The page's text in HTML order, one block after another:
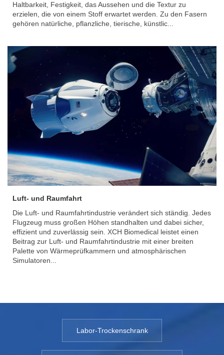
Haltbarkeit, Festigkeit, das Aussehen und die Textur zu
erzielen, die von einem Stoff erwartet werden. Zu den Fasern
gehören natürliche, pflanzliche, tierische, künstlic...
Luft- und Raumfahrt
Die Luft- und Raumfahrtindustrie verändert sich ständig. Jedes
Flugzeug muss großen Höhen standhalten und dabei sicher,
effizient und zuverlässig sein. XCH Biomedical leistet einen
Beitrag zur Luft- und Raumfahrtindustrie mit einer breiten
Palette von Wärmeprüfkammern und atmosphärischen
Simulatoren...
Labor-Trockenschrank